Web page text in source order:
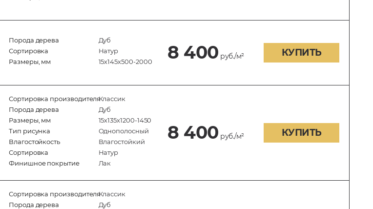
Порода дерева
Дуб
Сортировка
Натур
Размеры, мм
15х145х500-2000 8 400 руб./м² КУПИТЬ
Сортировка производителяКлассик
Порода дерева
Дуб
Размеры, мм
15х135х1200-1450
Тип рисунка
Однополосный
Влагостойкость
Влагостойкий
Сортировка
Натур
Финишное покрытие
Лак
8 400 руб./м² КУПИТЬ
Сортировка производителяКлассик
Порода дерева
Дуб